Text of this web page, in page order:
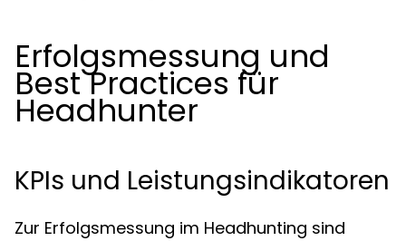
Erfolgsmessung und
Best Practices für
Headhunter
KPIs und Leistungsindikatoren
Zur Erfolgsmessung im Headhunting sind